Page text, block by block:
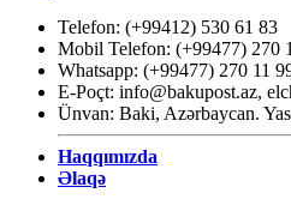
Telefon: (+99412) 530 61 83
Mobil Telefon: (+99477) 270
Whatsapp: (+99477) 270 11
E-Poçt: info@bakupost.az,
Ünvan: Baki, Azərbaycan.
Haqqımızda
Əlaqə